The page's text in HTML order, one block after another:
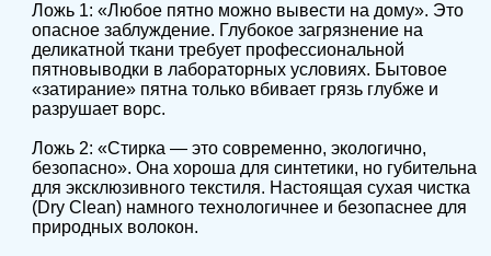
Ложь 1: «Любое пятно можно вывести на дому». Это
опасное заблуждение. Глубокое загрязнение на
деликатной ткани требует профессиональной
пятновыводки в лабораторных условиях. Бытовое
«затирание» пятна только вбивает грязь глубже и
разрушает ворс.
Ложь 2: «Стирка — это современно, экологично,
безопасно». Она хороша для синтетики, но губительна
для эксклюзивного текстиля. Настоящая сухая чистка
(Dry Clean) намного технологичнее и безопаснее для
природных волокон.